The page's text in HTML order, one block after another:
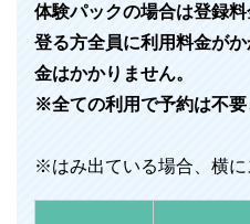
体験パックの場合は登録料
登る方全員に利用料金が
金はかかりません。
※全ての利用で予約は不要